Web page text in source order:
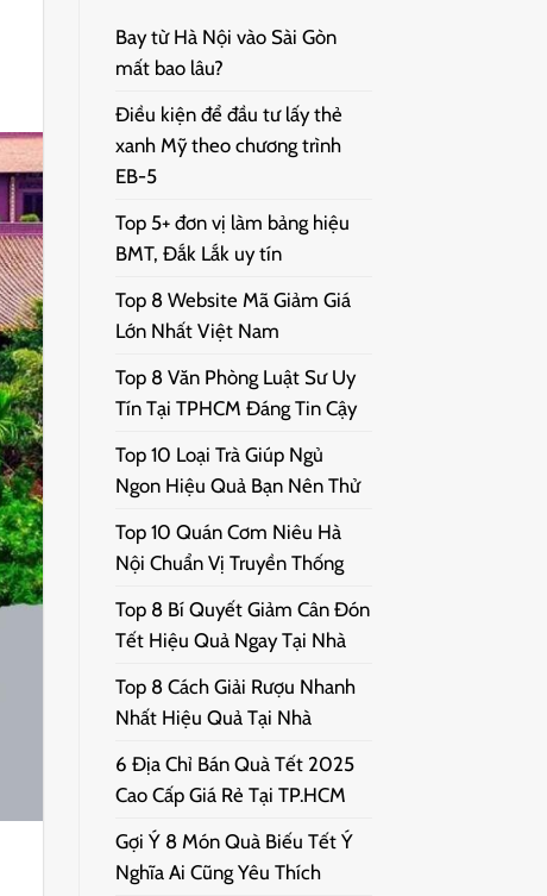
Bay từ Hà Nội vào Sài Gòn
mất bao lâu?
Điều kiện để đầu tư lấy thẻ
xanh Mỹ theo chương trình
EB-5
Top 5+ đơn vị làm bảng hiệu
BMT, Đắk Lắk uy tín
Top 8 Website Mã Giảm Giá
Lớn Nhất Việt Nam
Top 8 Văn Phòng Luật Sư Uy
Tín Tại TPHCM Đáng Tin Cậy
Top 10 Loại Trà Giúp Ngủ
Ngon Hiệu Quả Bạn Nên Thử
Top 10 Quán Cơm Niêu Hà
Nội Chuẩn Vị Truyền Thống
Top 8 Bí Quyết Giảm Cân Đón
Tết Hiệu Quả Ngay Tại Nhà
Top 8 Cách Giải Rượu Nhanh
Nhất Hiệu Quả Tại Nhà
6 Địa Chỉ Bán Quà Tết 2025
Cao Cấp Giá Rẻ Tại TP.HCM
Gợi Ý 8 Món Quà Biếu Tết Ý
Nghĩa Ai Cũng Yêu Thích